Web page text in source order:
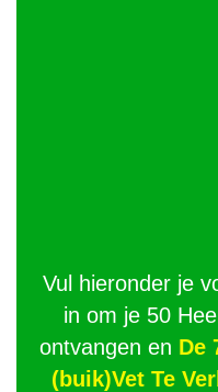
Vul hieronder je
in om je 50
ontvangen en De
(buik)Vet Te